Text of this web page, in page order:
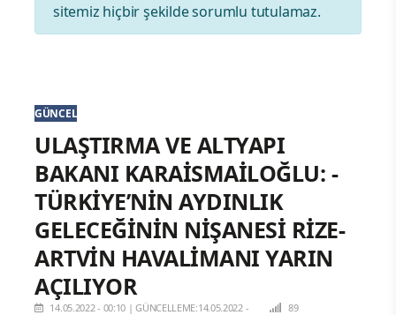
sitemiz hiçbir şekilde sorumlu tutulamaz.
GÜNCEL
ULAŞTIRMA VE ALTYAPI
BAKANI KARAİSMAİLOĞLU: -
TÜRKİYE’NİN AYDINLIK
GELECEĞİNİN NİŞANESİ RİZE-
ARTVİN HAVALİMANI YARIN
AÇILIYOR
14.05.2022 - 00:10 |GÜNCELLEME:14.05.2022 -
89